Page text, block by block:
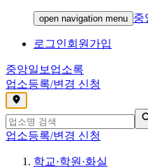
open navigation menu 중
로그인회원가입
중앙일보 업소록
업소등록/변경 신청
,
업소등록/변경 신청
학교·학원·화실